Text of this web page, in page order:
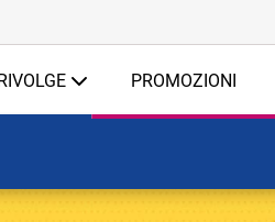
PROMOZIONI